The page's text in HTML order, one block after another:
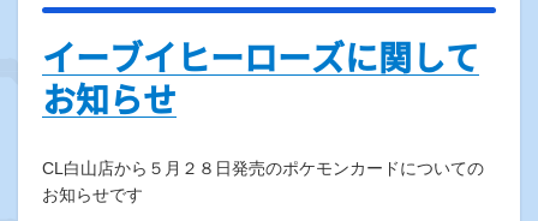
イーブイヒーローズに関して
お知らせ
CL白山店から５月２８日発売のポケモンカードについての
お知らせです